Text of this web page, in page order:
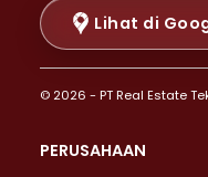
Properti Dijual di Kramat
Properti Dijual di Pasar
Properti Dijual di
Properti Dijual di
Properti Dijual di Lebak
Lihat di
© 2026 - PT Real Estate
PERUSAHAAN